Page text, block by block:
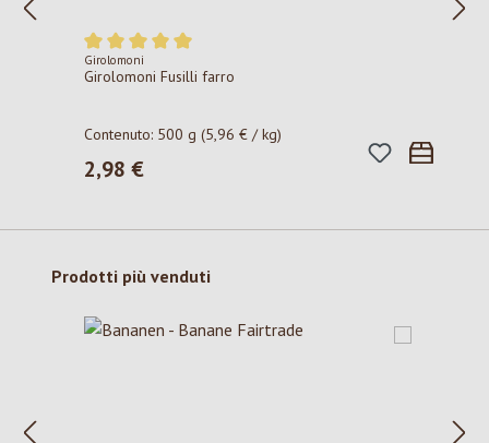
Valutazione media di 5 su 5 stelle
Girolomoni
Girolomoni Fusilli farro
Contenuto: 500 g(5,96 € / kg)
Prezzo normale:
2,98 €
Salta la galleria dei prodotti
Prodotti più venduti